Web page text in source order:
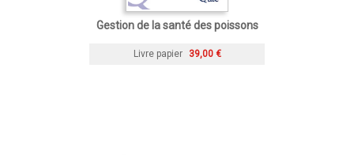
Gestion de la santé des poissons
Livre papier 39,00 €